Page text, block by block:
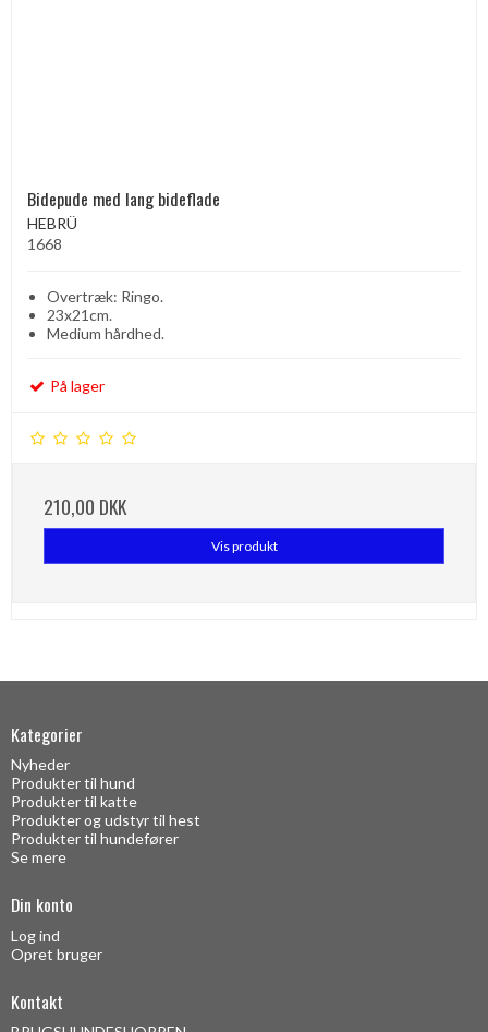
Bidepude med lang bideflade
HEBRÜ
1668
Overtræk: Ringo.
23x21cm.
Medium hårdhed.
På lager
210,00 DKK
Vis produkt
Kategorier
Nyheder
Produkter til hund
Produkter til katte
Produkter og udstyr til hest
Produkter til hundefører
Se mere
Din konto
Log ind
Opret bruger
Kontakt